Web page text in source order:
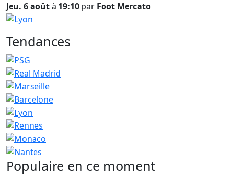
Jeu. 6 aoûtà 19:10 par Foot Mercato
Tendances
Populaire en ce moment